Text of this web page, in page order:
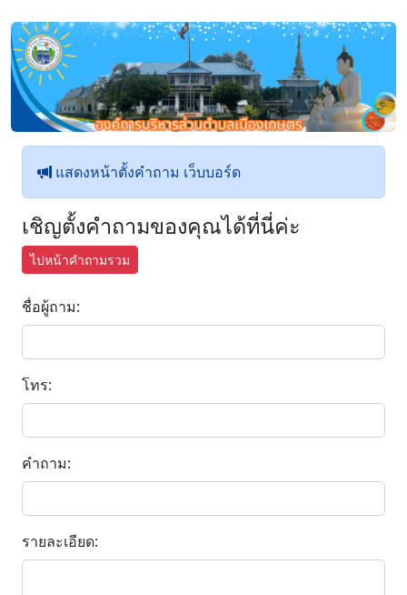
แสดงหน้าตั้งคำถาม เว็บบอร์ด
เชิญตั้งคำถามของคุณได้ที่นี่ค่ะ
ไปหน้าคำถามรวม
ชื่อผู้ถาม:
โทร:
คำถาม:
รายละเอียด: